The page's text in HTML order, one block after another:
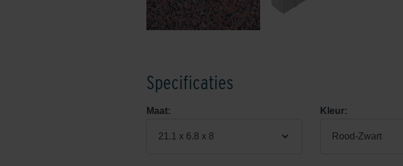
Specificaties
Maat:
21.1 x 6.8 x 8
Kleur:
Rood-Zwart